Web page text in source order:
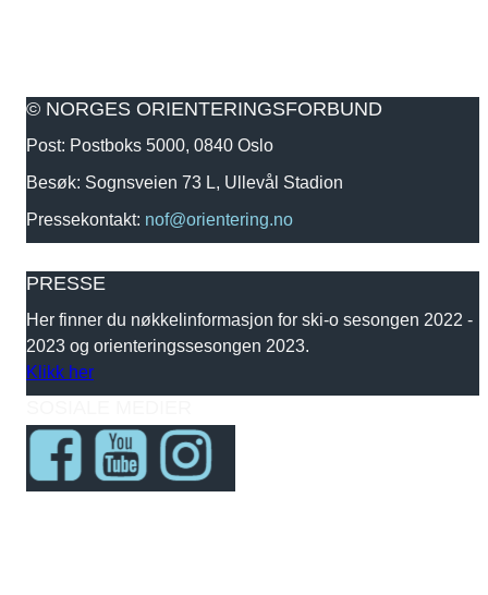
© NORGES ORIENTERINGSFORBUND
Post: Postboks 5000, 0840 Oslo
Besøk: Sognsveien 73 L, Ullevål Stadion
Pressekontakt: nof@orientering.no
PRESSE
Her finner du nøkkelinformasjon for ski-o sesongen 2022 -
2023 og orienteringssesongen 2023.
Klikk her